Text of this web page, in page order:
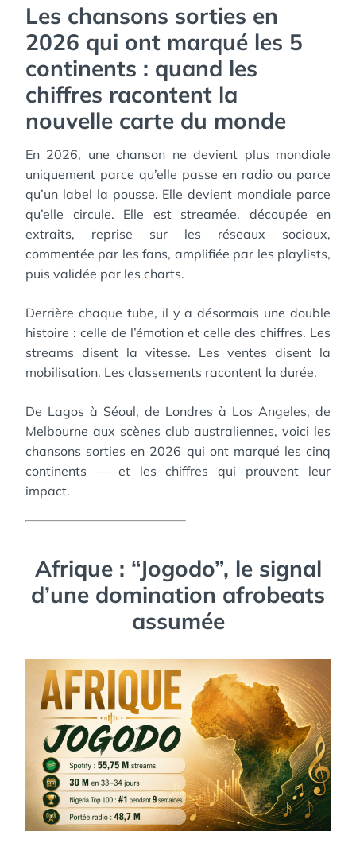
Les chansons sorties en
2026 qui ont marqué les 5
continents : quand les
chiffres racontent la
nouvelle carte du monde
En 2026, une chanson ne devient plus mondiale
uniquement parce qu’elle passe en radio ou parce
qu’un label la pousse. Elle devient mondiale parce
qu’elle circule. Elle est streamée, découpée en
extraits, reprise sur les réseaux sociaux,
commentée par les fans, amplifiée par les playlists,
puis validée par les charts.
Derrière chaque tube, il y a désormais une double
histoire : celle de l’émotion et celle des chiffres. Les
streams disent la vitesse. Les ventes disent la
mobilisation. Les classements racontent la durée.
De Lagos à Séoul, de Londres à Los Angeles, de
Melbourne aux scènes club australiennes, voici les
chansons sorties en 2026 qui ont marqué les cinq
continents — et les chiffres qui prouvent leur
impact.
Afrique : “Jogodo”, le signal
d’une domination afrobeats
assumée